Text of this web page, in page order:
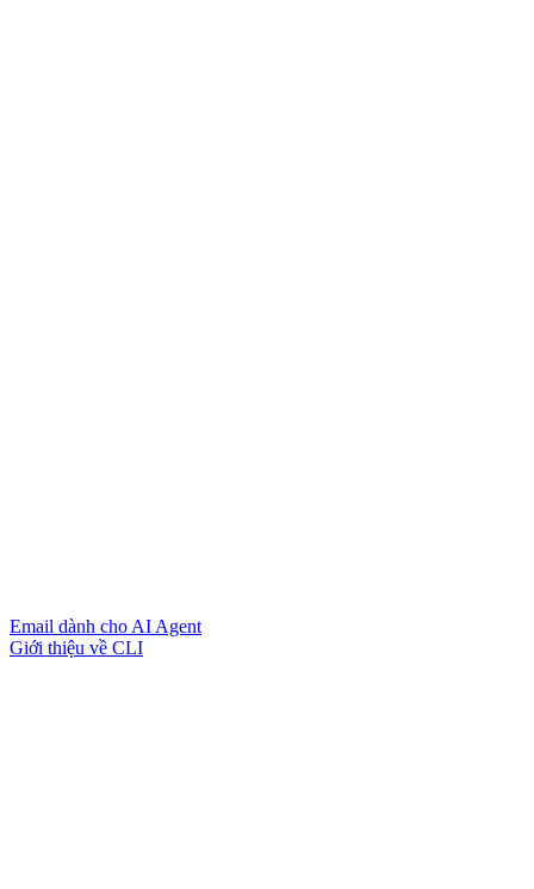
Email dành cho AI Agent
Giới thiệu về CLI